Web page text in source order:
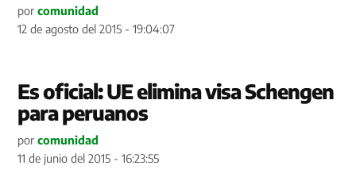
por comunidad
12 de agosto del 2015 - 19:04:07
Es oficial: UE elimina visa Schengen
para peruanos
por comunidad
11 de junio del 2015 - 16:23:55